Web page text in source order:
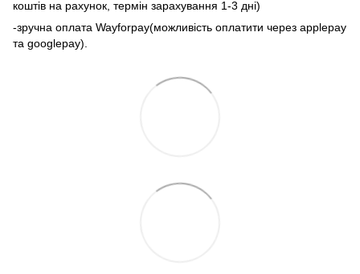
коштів на рахунок, термін зарахування 1-3 дні)
-зручна оплата Wayforpay(можливість оплатити через applepay
та googlepay).